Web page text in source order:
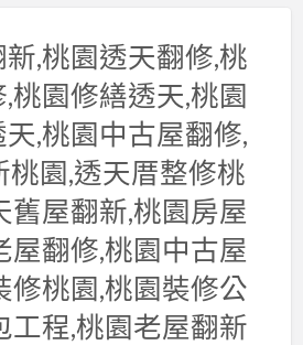
,桃園透天翻修,桃
桃園修繕透天,桃園
,桃園中古屋翻修,
桃園,透天厝整修桃
舊屋翻新,桃園房屋
屋翻修,桃園中古屋
修桃園,桃園裝修公
工程,桃園老屋翻新